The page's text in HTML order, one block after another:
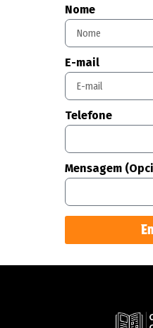
Nome
E-mail
Telefone
Mensagem